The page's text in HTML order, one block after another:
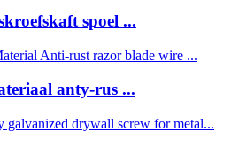
spoel ...
anty-rus ...